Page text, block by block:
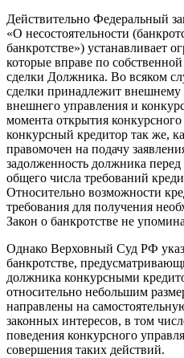
Действительно Федеральный
«О несостоятельности
банкротстве») устанавливает
которые вправе по
сделки Должника. Во всяком
сделки принадлежит
внешнего управления и
момента открытия
конкурсный кредитор так же,
правомочен на подачу
задолженность должника
общего числа требований
Относительно возможности
требования для получения
Закон о банкротстве не
Однако Верховный Суд РФ
банкротстве,
должника конкурсными
относительно небольшим
направлены на
законных интересов, в том
поведения конкурсного
совершения таких действий.